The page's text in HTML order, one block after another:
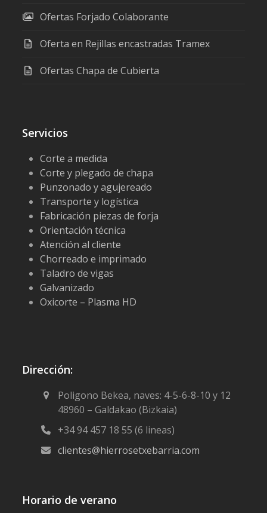
Ofertas Forjado Colaborante
Oferta en Rejillas encastradas Tramex
Ofertas Chapa de Cubierta
Servicios
Corte a medida
Corte y plegado de chapa
Punzonado y agujereado
Transporte y logística
Fabricación piezas de forja
Orientación técnica
Atención al cliente
Chorreado e imprimado
Taladro de vigas
Galvanizado
Oxicorte – Plasma HD
Dirección:
Poligono Bekea, naves: 4-5-6-8-10 y 12
48960 – Galdakao (Bizkaia)
+34 94 457 18 55 (6 lineas)
clientes@hierrosetxebarria.com
Horario de verano